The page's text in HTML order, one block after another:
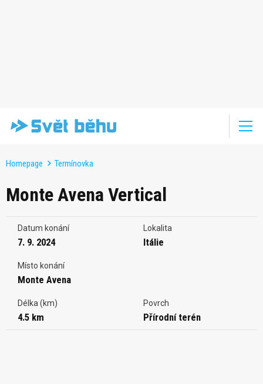
Homepage Termínovka
Monte Avena Vertical
Datum konání
7. 9. 2024
Lokalita
Itálie
Místo konání
Monte Avena
Délka (km)
4.5 km
Povrch
Přírodní terén